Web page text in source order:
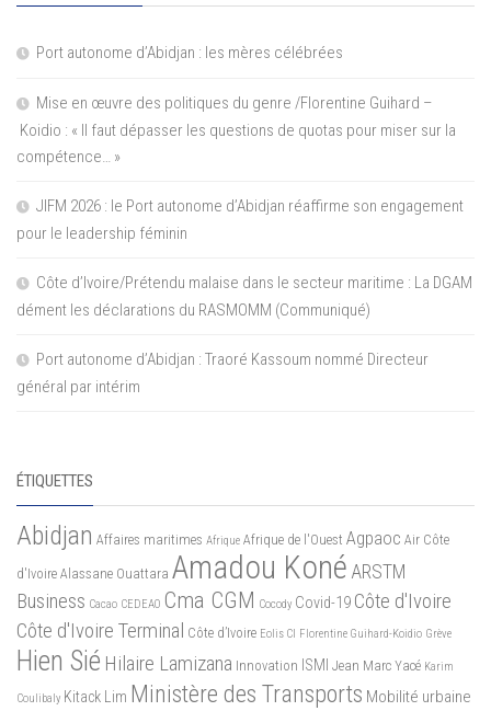
Port autonome d’Abidjan : les mères célébrées
Mise en œuvre des politiques du genre /Florentine Guihard –
Koidio : « Il faut dépasser les questions de quotas pour miser sur la
compétence… »
JIFM 2026 : le Port autonome d’Abidjan réaffirme son engagement
pour le leadership féminin
Côte d’Ivoire/Prétendu malaise dans le secteur maritime : La DGAM
dément les déclarations du RASMOMM (Communiqué)
Port autonome d’Abidjan : Traoré Kassoum nommé Directeur
général par intérim
ÉTIQUETTES
Abidjan Affaires maritimes Afrique Afrique de l'Ouest Agpaoc Air Côte
d'Ivoire Alassane Ouattara Amadou Koné ARSTM
Business Cacao CEDEAO Cma CGM Cocody Covid-19 Côte d'Ivoire
Côte d'Ivoire Terminal Côte d’Ivoire Eolis CI Florentine Guihard-Koidio Grève
Hien Sié Hilaire Lamizana Innovation ISMI Jean Marc Yacé Karim
Coulibaly Kitack Lim Ministère des Transports Mobilité urbaine